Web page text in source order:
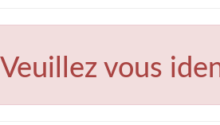
Veuillez vous